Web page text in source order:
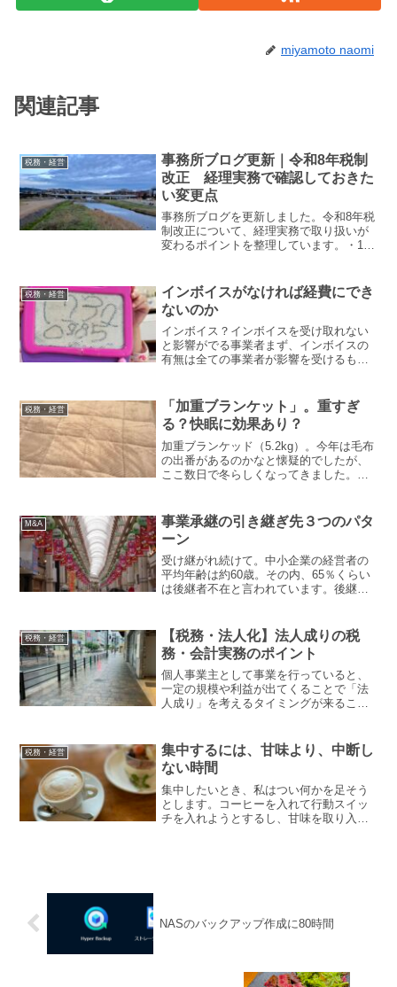
miyamoto naomi
関連記事
税務・経営
事務所ブログ更新｜令和8年税制
改正 経理実務で確認しておきた
い変更点
事務所ブログを更新しました。令和8年税
制改正について、経理実務で取り扱いが
変わるポイントを整理しています。・1
更・10月：インボイス控除率の段階的引
下げ▶︎ 令和8年税制改...
税務・経営
インボイスがなければ経費にでき
ないのか
インボイス？インボイスを受け取れない
と影響がでる事業者まず、インボイスの
有無は全ての事業者が影響を受けるもの
費税を納める義務がない事業者様（消費
税の免税事業者）は、受け...
税務・経営
「加重ブランケット」。重すぎ
る？快眠に効果あり？
加重ブランケッド（5.2kg）。今年は毛布
の出番があるのかなと懐疑的でしたが、
ここ数日で冬らしくなってきました。朝
ています。よく眠れるようになりました
のでご紹介します。...
M&A
事業承継の引き継ぎ先３つのパタ
ーン
受け継がれ続けて。中小企業の経営者の
平均年齢は約60歳。その内、65％くらい
は後継者不在と言われています。後継者
ょう。親族内承継経営者が後継者とし
て、まず候補者と考える...
税務・経営
【税務・法人化】法人成りの税
務・会計実務のポイント
個人事業主として事業を行っていると、
一定の規模や利益が出てくることで「法
人成り」を考えるタイミングが来ること
いて多くの変更が発生します。今回は、
法人成り後の所得税申告か...
税務・経営
集中するには、甘味より、中断し
ない時間
集中したいとき、私はつい何かを足そう
とします。コーヒーを入れて行動スイッ
チを入れようとするし、甘味を取り入れ
NASのバックアップ作成に80時間